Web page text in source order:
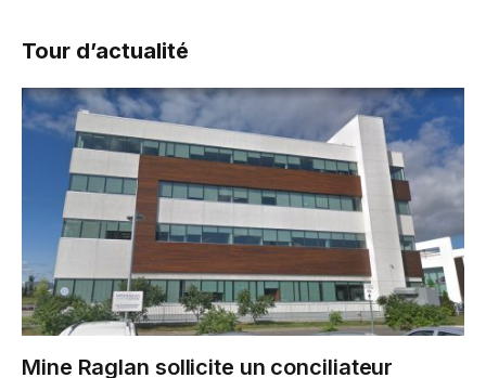
Tour d’actualité
Mine Raglan sollicite un conciliateur